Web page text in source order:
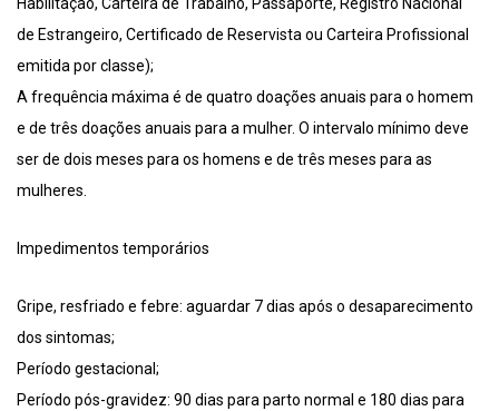
Habilitação, Carteira de Trabalho, Passaporte, Registro Nacional
de Estrangeiro, Certificado de Reservista ou Carteira Profissional
emitida por classe);
A frequência máxima é de quatro doações anuais para o homem
e de três doações anuais para a mulher. O intervalo mínimo deve
ser de dois meses para os homens e de três meses para as
mulheres.
Impedimentos temporários
Gripe, resfriado e febre: aguardar 7 dias após o desaparecimento
dos sintomas;
Período gestacional;
Período pós-gravidez: 90 dias para parto normal e 180 dias para